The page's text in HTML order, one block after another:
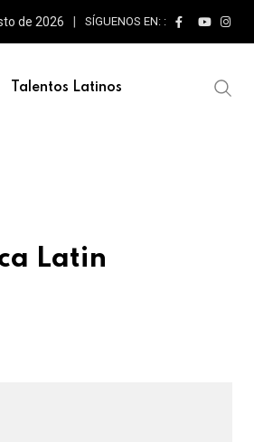
de 2026 SÍGUENOS EN: :
Talentos Latinos
Latin